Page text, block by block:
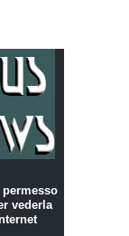
vederla